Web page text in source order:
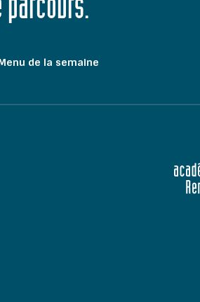
parcours."
de la semaine